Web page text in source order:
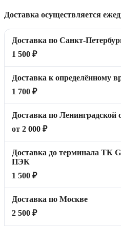
Доставка осуществляется
Доставка по Санкт-
1 500 ₽
Доставка к определённому
1 700 ₽
Доставка по Ленинградской
от 2 000 ₽
Доставка до терминала ТК
ПЭК
1 500 ₽
Доставка по Москве
2 500 ₽